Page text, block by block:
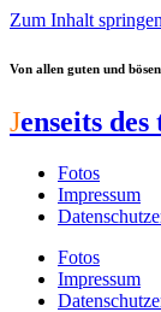
Zum Inhalt springen
Von allen guten und
Jenseits
Fotos
Impressum
Fotos
Impressum